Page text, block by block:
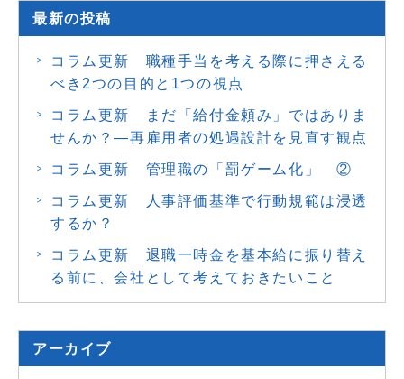
最新の投稿
コラム更新 職種手当を考える際に押さえる
べき2つの目的と1つの視点
コラム更新 まだ「給付金頼み」ではありま
せんか？―再雇用者の処遇設計を見直す観点
コラム更新 管理職の「罰ゲーム化」 ②
コラム更新 人事評価基準で行動規範は浸透
するか？
コラム更新 退職一時金を基本給に振り替え
る前に、会社として考えておきたいこと
アーカイブ